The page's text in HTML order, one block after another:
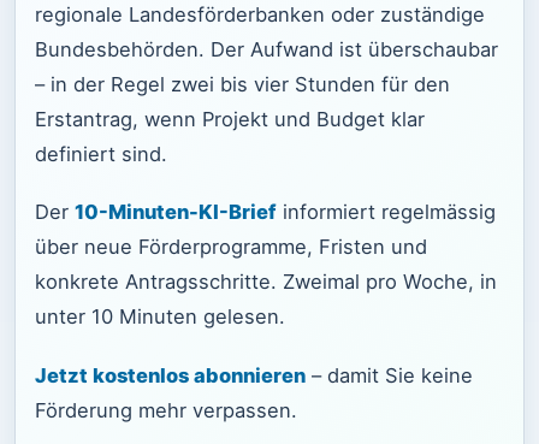
regionale Landesförderbanken oder zuständige
Bundesbehörden. Der Aufwand ist überschaubar
– in der Regel zwei bis vier Stunden für den
Erstantrag, wenn Projekt und Budget klar
definiert sind.
Der 10-Minuten-KI-Brief informiert regelmässig
über neue Förderprogramme, Fristen und
konkrete Antragsschritte. Zweimal pro Woche, in
unter 10 Minuten gelesen.
Jetzt kostenlos abonnieren – damit Sie keine
Förderung mehr verpassen.